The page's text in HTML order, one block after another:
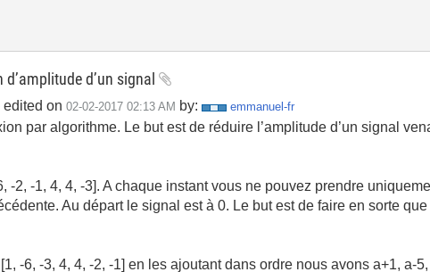
d’amplitude d’un signal
edited on ‎02-02-2017 02:13 AM by: emmanuel-fr
par algorithme. Le but est de réduire l’amplitude d’un signal
-2, -1, 4, 4, -3]. A chaque instant vous ne pouvez prendre
Au départ le signal est à 0. Le but est de faire en sorte
-6, -3, 4, 4, -2, -1] en les ajoutant dans ordre nous avons a+1, a-